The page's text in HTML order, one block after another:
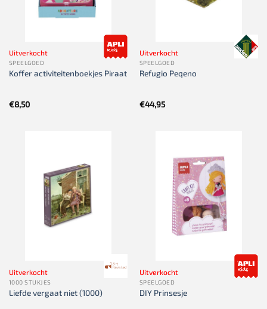
Uitverkocht
SPEELGOED
Koffer activiteitenboekjes Piraat
€8,50
Uitverkocht
SPEELGOED
Refugio Peqeno
€44,95
Uitverkocht
1000 STUKJES
Liefde vergaat niet (1000)
Uitverkocht
SPEELGOED
DIY Prinsesje